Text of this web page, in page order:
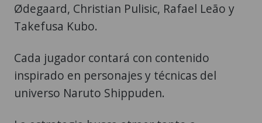
Ødegaard, Christian Pulisic, Rafael Leão y
Takefusa Kubo.
Cada jugador contará con contenido
inspirado en personajes y técnicas del
universo Naruto Shippuden.